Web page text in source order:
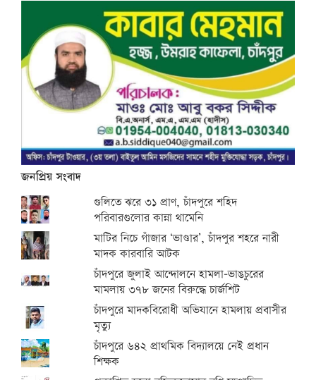
জনপ্রিয় সংবাদ
গুলিতে ঝরে ৩১ প্রাণ, চাঁদপুরে শহিদ
পরিবারগুলোর কান্না থামেনি
মাটির নিচে গাঁজার ‘ভাণ্ডার’, চাঁদপুর শহরে নারী
মাদক কারবারি আটক
চাঁদপুরে জুলাই আন্দোলনে হামলা-ভাঙচুরের
মামলায় ৩৭৮ জনের বিরুদ্ধে চার্জশিট
চাঁদপুরে মাদকবিরোধী অভিযানে হামলায় প্রবাসীর
মৃত্যু
চাঁদপুরে ৬৪২ প্রাথমিক বিদ্যালয়ে নেই প্রধান
শিক্ষক